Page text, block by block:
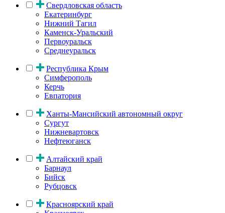
Свердловская область
Екатеринбург
Нижний Тагил
Каменск-Уральский
Первоуральск
Среднеуральск
Республика Крым
Симферополь
Керчь
Евпатория
Ханты-Мансийский автономный округ
Сургут
Нижневартовск
Нефтеюганск
Алтайский край
Барнаул
Бийск
Рубцовск
Красноярский край